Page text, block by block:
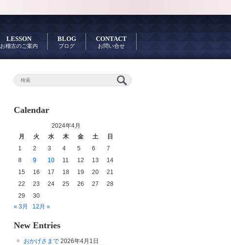
LESSON
お稽古のご案内
BLOG
ブログ
CONTACT
お問い合せ
Calendar
2024年4月
月
火 水 木 金 土
日
1
2 3 4 5 6
7
8
9 10 11 12 13
14
15
16 17 18 19 20
21
22
23 24 25 26 27
28
29
30
« 3月
12月 »
New Entries
おかげさまで 2026年4月1日